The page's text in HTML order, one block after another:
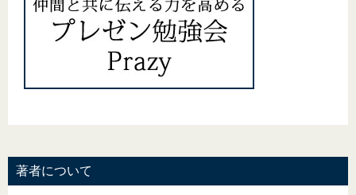
著者について